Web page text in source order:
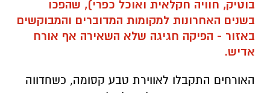
האורחים התקבלו לאווירת טבע קסומה, כשחדווה
גנבה את ההצגה בשמלת בלון לבנה, משקפיים
צבעוניים וחיוך שלא ירד לה מהפנים. בין
פיל מתנפח ענק וצבעוני, שולחנות עמוסים בכל